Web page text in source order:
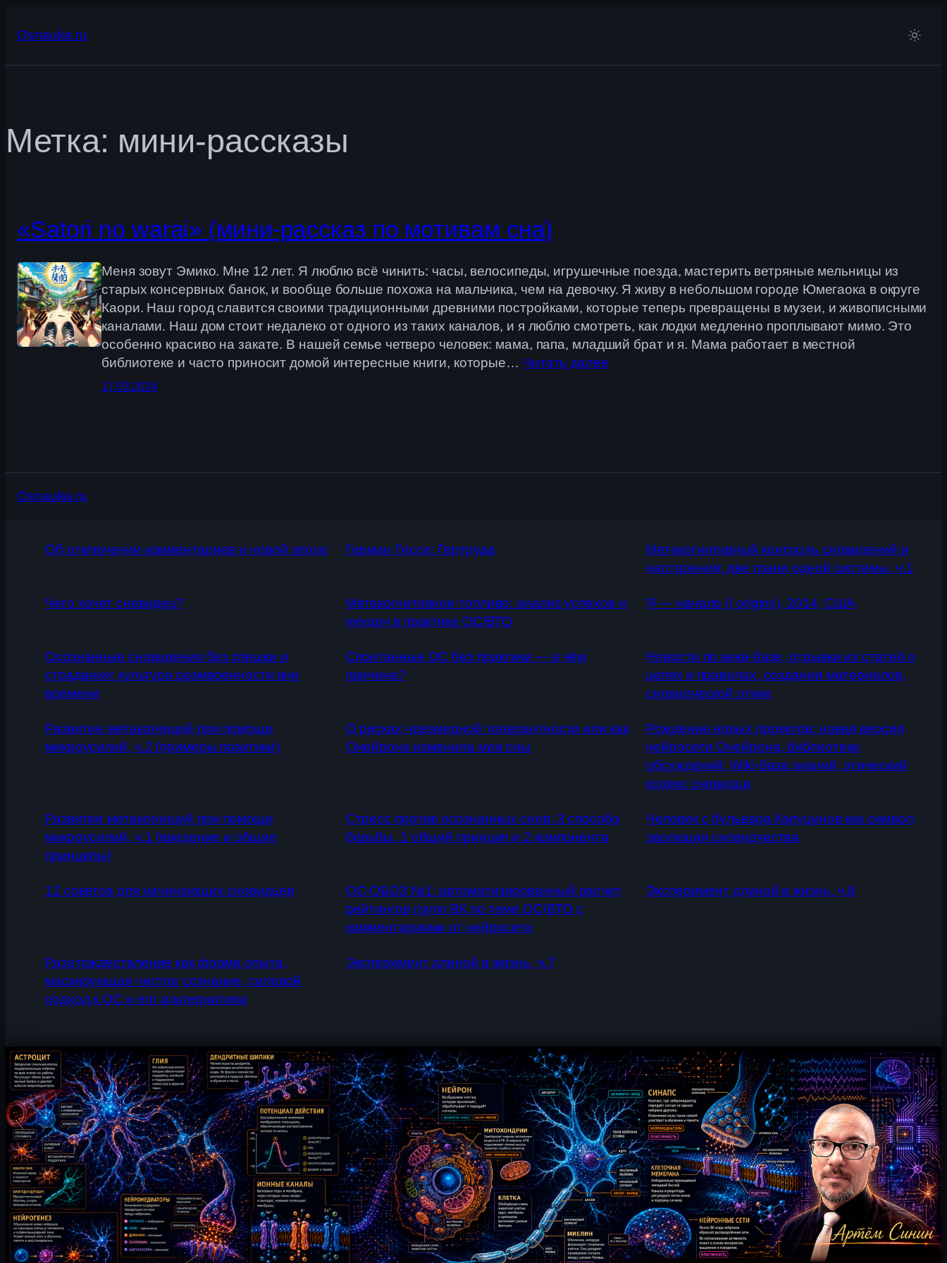
Osnauka.ru
Метка: мини-рассказы
«Satori no warai» (мини-рассказ по мотивам сна)
Меня зовут Эмико. Мне 12 лет. Я люблю всё чинить: часы, велосипеды, игрушечные поезда, мастерить ветряные мельницы из
старых консервных банок, и вообще больше похожа на мальчика, чем на девочку. Я живу в небольшом городе Юмегаока в округе
Каори. Наш город славится своими традиционными древними постройками, которые теперь превращены в музеи, и живописными
каналами. Наш дом стоит недалеко от одного из таких каналов, и я люблю смотреть, как лодки медленно проплывают мимо. Это
особенно красиво на закате. В нашей семье четверо человек: мама, папа, младший брат и я. Мама работает в местной
библиотеке и часто приносит домой интересные книги, которые… Читать далее
17.03.2024
Osnauka.ru
Об отключении комментариев и новой эпохе Герман Гессе: Гертруда
Метакогнитивный контроль сновидений и
настроения: две грани одной системы, ч.1
Чего хочет сновидец?
Метакогнитивное топливо: анализ успехов и
неудач в практике ОС/ВТО
Я — начало (I origins), 2014, США
Осознанные сновидения без спешки и
страдания: культура размеренности вне
времени
Спонтанные ОС без практики — в чём
причина?
Новости по вики-базе, отрывки из статей о
целях и правилах, создании материалов,
сновидческой этике
Развитие метакогниций при помощи
микроусилий, ч.2 (примеры практики)
О рисках чрезмерной толерантности или как
Онейрона изменила мои сны
Рождение новых проектов: новая версия
нейросети Онейрона, библиотека
обсуждений, Wiki-база знаний, этический
кодекс сновидца
Развитие метакогниций при помощи
микроусилий, ч.1 (введение и общие
принципы)
Стресс против осознанных снов: 3 способа
борьбы, 1 общий принцип и 2 компонента
Человек с бульвара Капуцинов как символ
эволюции сновидчества
12 советов для начинающих сновидцев
ОС-ОБОЗ №1: автоматизированный расчет
рейтингов групп ВК по теме ОС/ВТО с
комментариями от нейросети
Эксперимент длиной в жизнь, ч.8
Разотождествление как форма опыта,
маскирующая чистое сознание, силовой
подход к ОС и его альтернатива
Эксперимент длиной в жизнь, ч.7